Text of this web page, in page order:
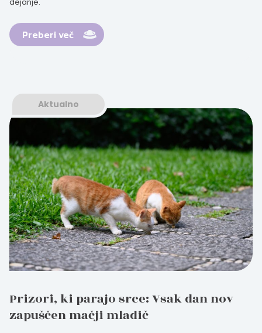
dejanje.
Preberi več
Aktualno
Prizori, ki parajo srce: Vsak dan nov
zapuščen mačji mladič